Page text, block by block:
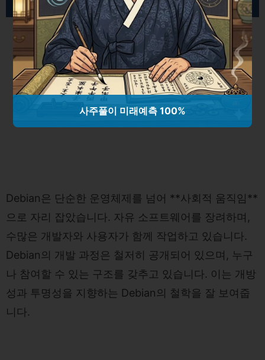
Debian은 단순한 운영체제를 넘어 **사회적 움직임**
으로 자리 잡았습니다. 자유 소프트웨어를 장려하며,
수많은 개발자와 사용자가 함께 작업하고 있습니다.
Debian의 개발 과정은 철저히 공개되어 있으며, 누구
나 참여할 수 있는 구조를 갖추고 있습니다. 이는 개방
성과 투명성을 지향하는 Debian의 철학을 잘 보여줍
니다.
사주풀이 미래예측 100%